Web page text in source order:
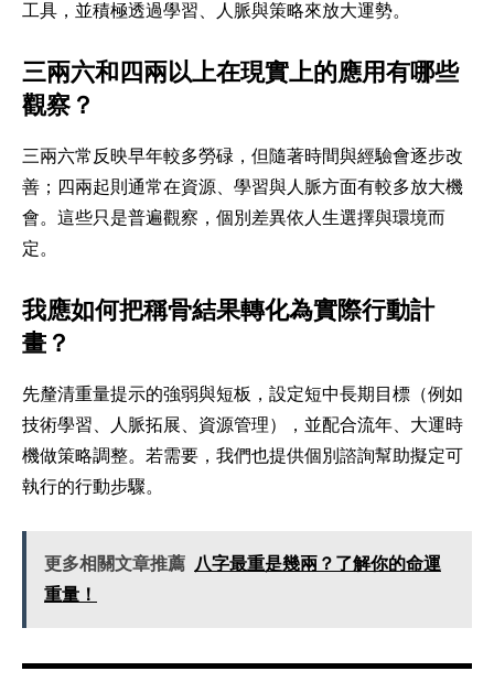
工具，並積極透過學習、人脈與策略來放大運勢。
三兩六和四兩以上在現實上的應用有哪些
觀察？
三兩六常反映早年較多勞碌，但隨著時間與經驗會逐步改
善；四兩起則通常在資源、學習與人脈方面有較多放大機
會。這些只是普遍觀察，個別差異依人生選擇與環境而
定。
我應如何把稱骨結果轉化為實際行動計
畫？
先釐清重量提示的強弱與短板，設定短中長期目標（例如
技術學習、人脈拓展、資源管理），並配合流年、大運時
機做策略調整。若需要，我們也提供個別諮詢幫助擬定可
執行的行動步驟。
更多相關文章推薦 八字最重是幾兩？了解你的命運
重量！